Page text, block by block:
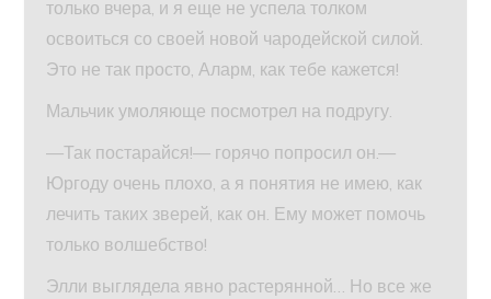
только вчера, и я еще не успела толком
освоиться со своей новой чародейской силой.
Это не так просто, Аларм, как тебе кажется!
Мальчик умоляюще посмотрел на подругу.
—Так постарайся!— горячо попросил он.—
Юргоду очень плохо, а я понятия не имею, как
лечить таких зверей, как он. Ему может помочь
только волшебство!
Элли выглядела явно растерянной… Но все же